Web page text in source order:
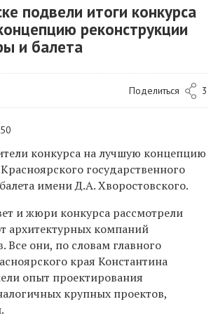
подвели итоги конкурса
реконструкции
и балета
Поделиться 3
конкурса на лучшую концепцию
Красноярского государственного
имени Д.А. Хворостовского.
и жюри конкурса рассмотрели
архитектурных компаний
Все они, по словам главного
края Константина
опыт проектирования
крупных проектов,